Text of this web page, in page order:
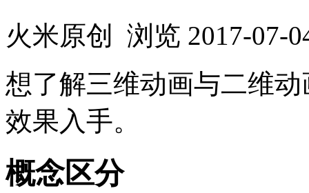
火米原创 浏览 2017-07-
想了解三维动画与二维
效果入手。
概念区分